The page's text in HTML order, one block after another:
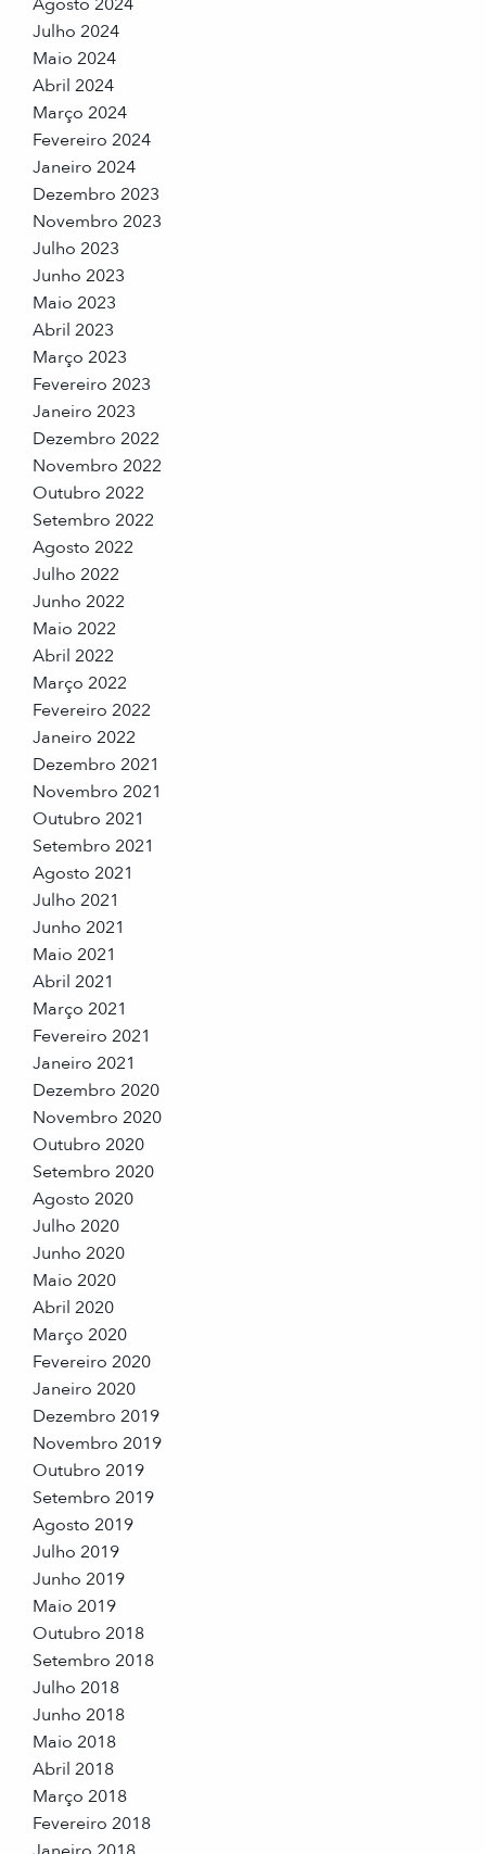
Julho 2024
Maio 2024
Abril 2024
Março 2024
Fevereiro 2024
Janeiro 2024
Dezembro 2023
Novembro 2023
Julho 2023
Junho 2023
Maio 2023
Abril 2023
Março 2023
Fevereiro 2023
Janeiro 2023
Dezembro 2022
Novembro 2022
Outubro 2022
Setembro 2022
Agosto 2022
Julho 2022
Junho 2022
Maio 2022
Abril 2022
Março 2022
Fevereiro 2022
Janeiro 2022
Dezembro 2021
Novembro 2021
Outubro 2021
Setembro 2021
Agosto 2021
Julho 2021
Junho 2021
Maio 2021
Abril 2021
Março 2021
Fevereiro 2021
Janeiro 2021
Dezembro 2020
Novembro 2020
Outubro 2020
Setembro 2020
Agosto 2020
Julho 2020
Junho 2020
Maio 2020
Abril 2020
Março 2020
Fevereiro 2020
Janeiro 2020
Dezembro 2019
Novembro 2019
Outubro 2019
Setembro 2019
Agosto 2019
Julho 2019
Junho 2019
Maio 2019
Outubro 2018
Setembro 2018
Julho 2018
Junho 2018
Maio 2018
Abril 2018
Março 2018
Fevereiro 2018